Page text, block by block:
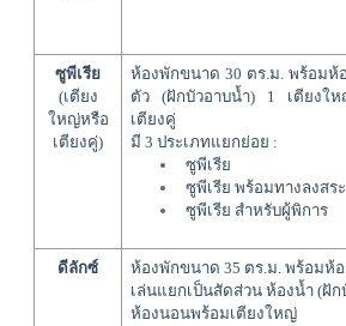
ซูพีเรีย
(เตียง
ใหญ่หรือ
เตียงคู่)
ห้องพักขนาด 30 ตร.ม. พร้อมห้
ตัว (ฝักบัวอาบน้ำ) 1 เตียงใ
เตียงคู่
มี 3 ประเภทแยกย่อย :
ซูพีเรีย
ซูพีเรีย พร้อมทางลงสระ
ซูพีเรีย สำหรับผู้พิการ
ดีลักซ์
ห้องพักขนาด 35 ตร.ม. พร้อมห้อ
เล่นแยกเป็นสัดส่วน ห้องน้ำ (ฝัก
ห้องนอนพร้อมเตียงใหญ่